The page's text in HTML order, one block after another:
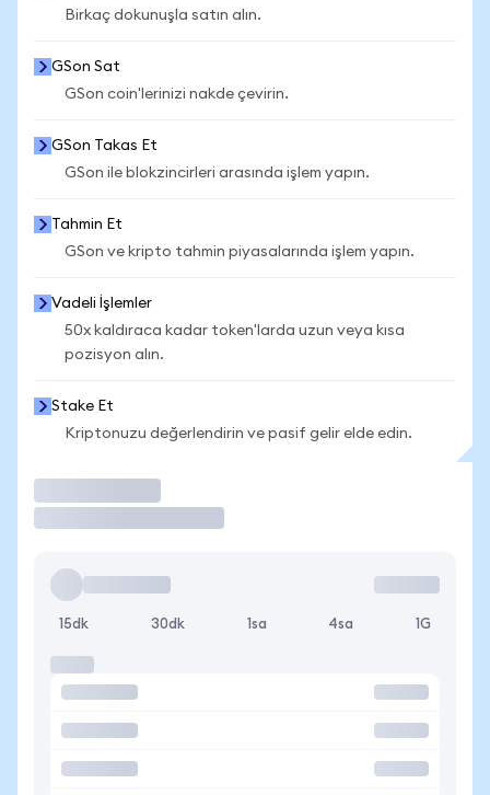
Birkaç dokunuşla satın alın.
GSon Sat
GSon coin'lerinizi nakde çevirin.
GSon Takas Et
GSon ile blokzincirleri arasında işlem yapın.
Tahmin Et
GSon ve kripto tahmin piyasalarında işlem yapın.
Vadeli İşlemler
50x kaldıraca kadar token'larda uzun veya kısa
pozisyon alın.
Stake Et
Kriptonuzu değerlendirin ve pasif gelir elde edin.
15dk 30dk 1sa 4sa 1G